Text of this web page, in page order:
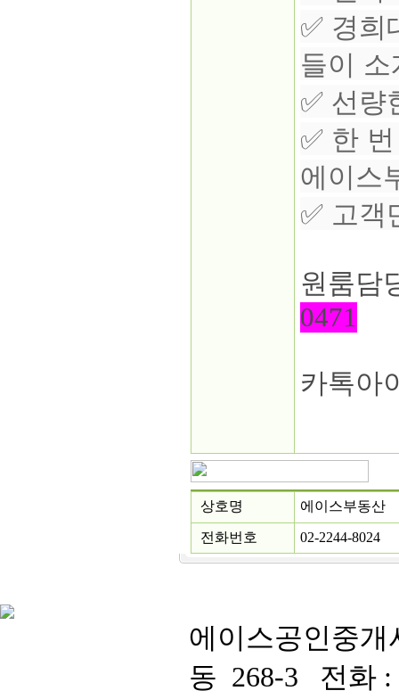
✅ 경희
들이
✅ 선량
✅ 한
에이스
✅ 고객
원룸담
0471
카톡아
상호명 에이스부동산
전화번호 02-2244-8024
에이스공인중개
동 268-3 전화 :